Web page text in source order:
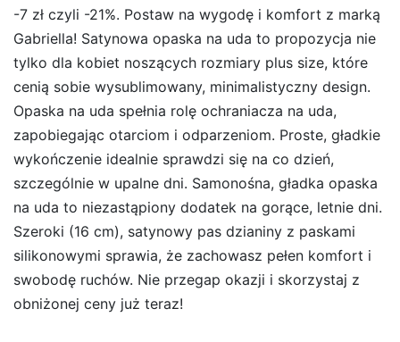
-7 zł czyli -21%. Postaw na wygodę i komfort z marką
Gabriella! Satynowa opaska na uda to propozycja nie
tylko dla kobiet noszących rozmiary plus size, które
cenią sobie wysublimowany, minimalistyczny design.
Opaska na uda spełnia rolę ochraniacza na uda,
zapobiegając otarciom i odparzeniom. Proste, gładkie
wykończenie idealnie sprawdzi się na co dzień,
szczególnie w upalne dni. Samonośna, gładka opaska
na uda to niezastąpiony dodatek na gorące, letnie dni.
Szeroki (16 cm), satynowy pas dzianiny z paskami
silikonowymi sprawia, że zachowasz pełen komfort i
swobodę ruchów. Nie przegap okazji i skorzystaj z
obniżonej ceny już teraz!